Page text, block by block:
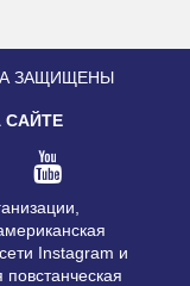
ЗАЩИЩЕНЫ
САЙТЕ
Instagram и